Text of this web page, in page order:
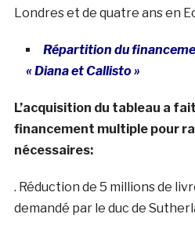
Londres et de quatre ans en
Répartition du
« Diana et Callisto »
L’acquisition du tableau a fait
financement multiple pour
nécessaires:
. Réduction de 5 millions de
demandé par le duc de